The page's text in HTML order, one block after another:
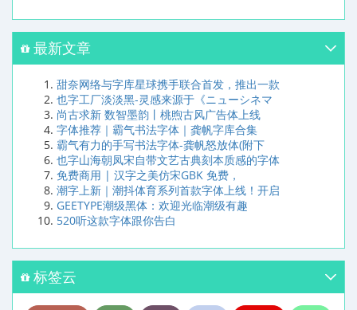
最新文章
甜奈网络与字库星球携手联合首发，推出一款
也字工厂淡淡黑-灵感来源于《ニューシネマ
尚古求新 数智墨韵丨桃煦古风广告体上线
字体推荐｜霸气书法字体｜龚帆字库合集
霸气有力的手写书法字体-龚帆怒放体(附下
也字山海朝凤宋自带文艺古典刻本质感的字体
免费商用 | 汉字之美仿宋GBK 免费，
潮字上新｜潮抖体育系列首款字体上线！开启
GEETYPE潮级黑体：欢迎光临潮级有趣
520听这款字体跟你告白
标签云